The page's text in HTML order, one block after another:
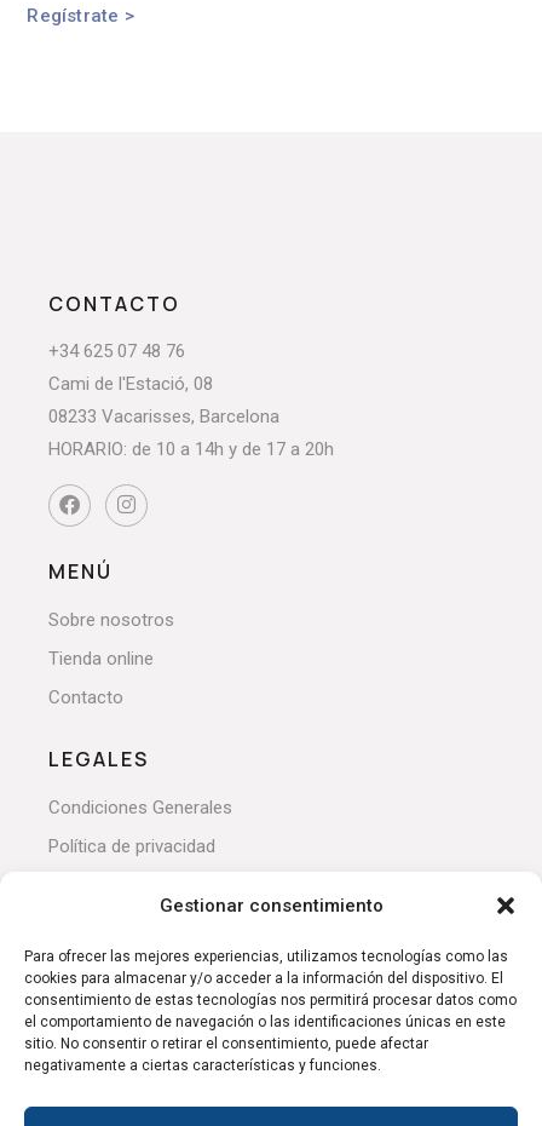
Gestionar consentimiento
Para ofrecer las mejores experiencias, utilizamos tecnologías como las
cookies para almacenar y/o acceder a la información del dispositivo. El
consentimiento de estas tecnologías nos permitirá procesar datos como
el comportamiento de navegación o las identificaciones únicas en este
sitio. No consentir o retirar el consentimiento, puede afectar
negativamente a ciertas características y funciones.
Regístrate >
CONTACTO
+34 625 07 48 76
Cami de l'Estació, 08
08233 Vacarisses, Barcelona
HORARIO: de 10 a 14h y de 17 a 20h
MENÚ
Sobre nosotros
Tienda online
Contacto
LEGALES
Condiciones Generales
Política de privacidad
MI CUENTA
Mi cuenta